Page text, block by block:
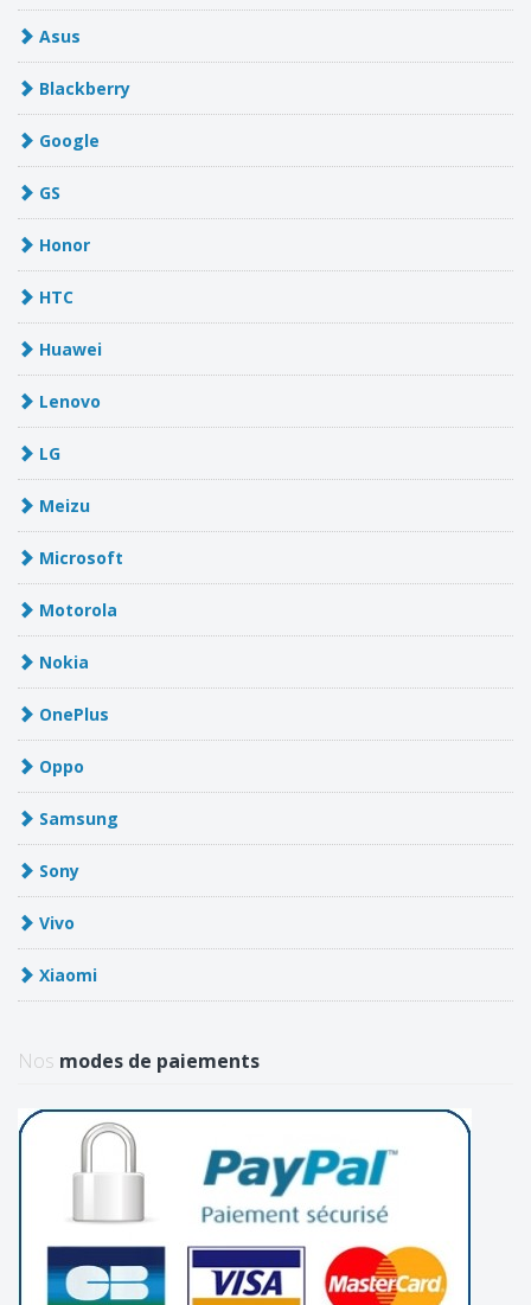
Asus
Blackberry
Google
GS
Honor
HTC
Huawei
Lenovo
LG
Meizu
Microsoft
Motorola
Nokia
OnePlus
Oppo
Samsung
Sony
Vivo
Xiaomi
Nos modes de paiements